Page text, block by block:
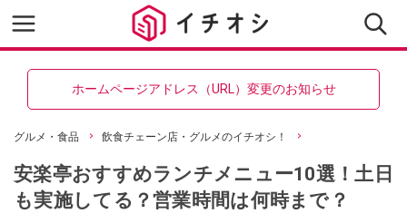
ホームページアドレス（URL）変更のお知らせ
グルメ・食品 飲食チェーン店・グルメのイチオシ！
安楽亭おすすめランチメニュー10選！土日
も実施してる？営業時間は何時まで？